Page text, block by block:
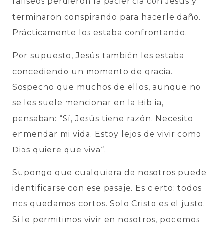
terminaron conspirando para hacerle daño.
Prácticamente los estaba confrontando.
Por supuesto, Jesús también les estaba
concediendo un momento de gracia.
Sospecho que muchos de ellos, aunque no
se les suele mencionar en la Biblia,
pensaban: “Sí, Jesús tiene razón. Necesito
enmendar mi vida. Estoy lejos de vivir como
Dios quiere que viva“.
Supongo que cualquiera de nosotros puede
identificarse con ese pasaje. Es cierto: todos
nos quedamos cortos. Solo Cristo es el justo.
Si le permitimos vivir en nosotros, podemos